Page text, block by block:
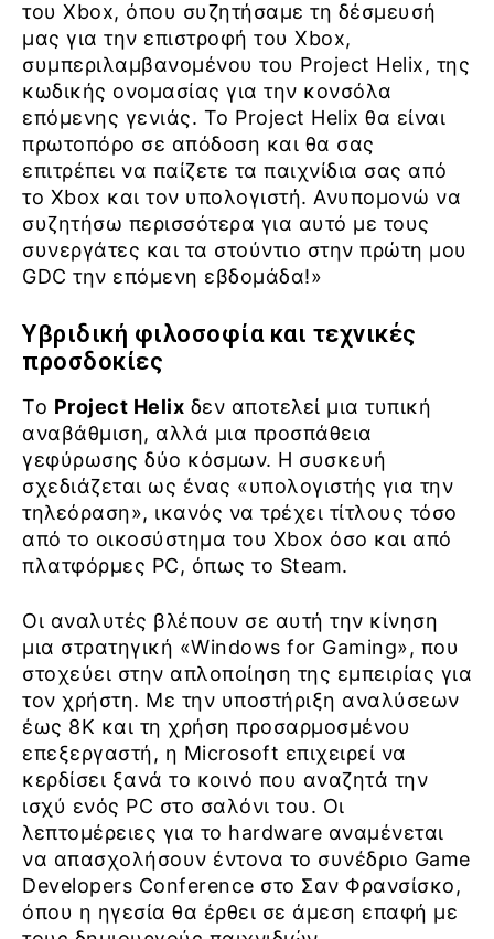
του Xbox, όπου συζητήσαμε τη δέσμευσή
μας για την επιστροφή του Xbox,
συμπεριλαμβανομένου του Project Helix, της
κωδικής ονομασίας για την κονσόλα
επόμενης γενιάς. Το Project Helix θα είναι
πρωτοπόρο σε απόδοση και θα σας
επιτρέπει να παίζετε τα παιχνίδια σας από
το Xbox και τον υπολογιστή. Ανυπομονώ να
συζητήσω περισσότερα για αυτό με τους
συνεργάτες και τα στούντιο στην πρώτη μου
GDC την επόμενη εβδομάδα!»
Υβριδική φιλοσοφία και τεχνικές
προσδοκίες
Το Project Helix δεν αποτελεί μια τυπική
αναβάθμιση, αλλά μια προσπάθεια
γεφύρωσης δύο κόσμων. Η συσκευή
σχεδιάζεται ως ένας «υπολογιστής για την
τηλεόραση», ικανός να τρέχει τίτλους τόσο
από το οικοσύστημα του Xbox όσο και από
πλατφόρμες PC, όπως το Steam.
Οι αναλυτές βλέπουν σε αυτή την κίνηση
μια στρατηγική «Windows for Gaming», που
στοχεύει στην απλοποίηση της εμπειρίας για
τον χρήστη. Με την υποστήριξη αναλύσεων
έως 8K και τη χρήση προσαρμοσμένου
επεξεργαστή, η Microsoft επιχειρεί να
κερδίσει ξανά το κοινό που αναζητά την
ισχύ ενός PC στο σαλόνι του. Οι
λεπτομέρειες για το hardware αναμένεται
να απασχολήσουν έντονα το συνέδριο Game
Developers Conference στο Σαν Φρανσίσκο,
όπου η ηγεσία θα έρθει σε άμεση επαφή με